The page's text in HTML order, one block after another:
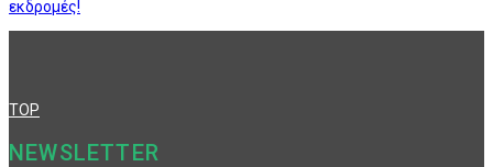
εκδρομές!
TOP
NEWSLETTER